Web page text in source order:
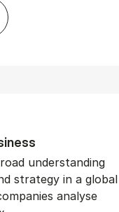
Ad­min­is­tra­tion
understanding
strategy in a global
analyse